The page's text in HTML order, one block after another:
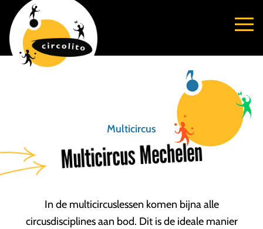
Multicircus
Multicircus Mechelen
In de multicircuslessen komen bijna alle
circusdisciplines aan bod. Dit is de ideale manier